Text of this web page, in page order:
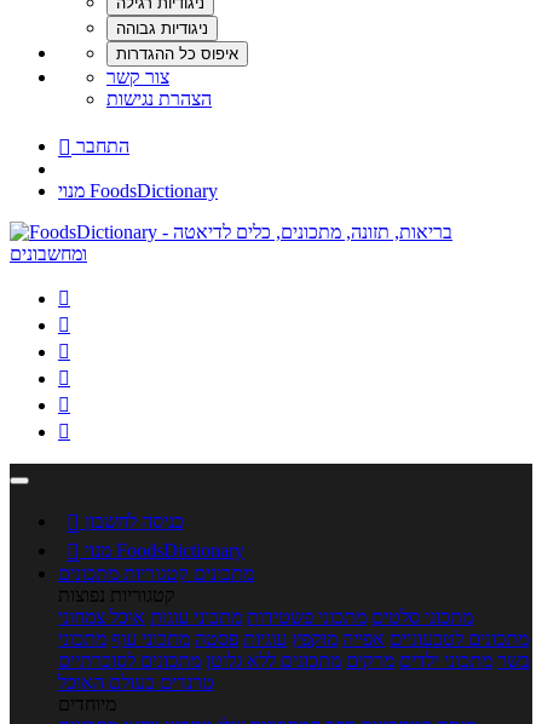
צור קשר
הצהרת נגישות
 התחבר
מנוי FoodsDictionary






 כניסה לחשבון

מנוי FoodsDictionary
מתכונים קטגוריות מתכונים
קטגוריות נפוצות
מתכוני סלטים מתכוני פשטידות מתכוני עוגות אוכל צמחוני
מתכונים לטבעוניים אפייה מוקפץ עוגיות פסטה מתכוני עוף מתכוני
בשר מתכוני ילדים מרקים מתכונים ללא גלוטן מתכונים לסוכרתיים
טרנדים בעולם האוכל
מיוחדים